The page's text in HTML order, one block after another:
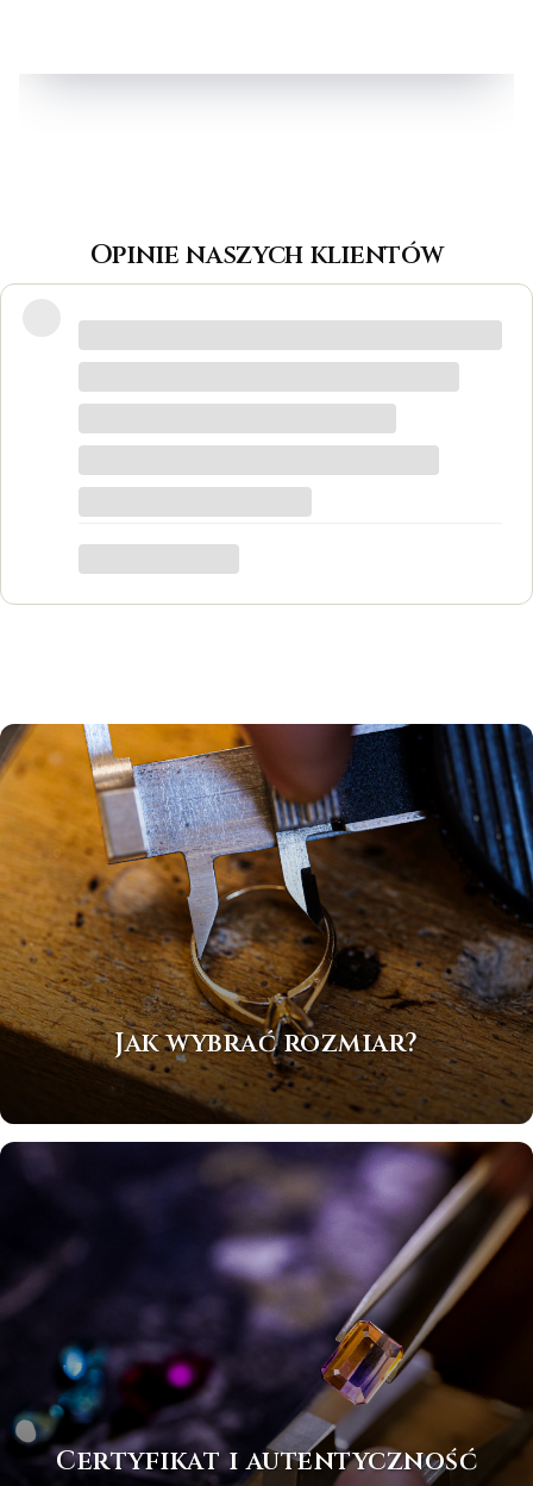
Opinie naszych klientów
odpowiedzi na wszystkie pytania, biżuteria
jest piękna! Ceny bardzo korzystne, na
zrobić w bardzo krótkim czasie. Dziękuję,
był to dla mnie bardzo ważny moment,
trafiłam w idealne miejsce.
Katarzyna Łącka
Jak wybrać rozmiar?
Certyfikat i autentyczność